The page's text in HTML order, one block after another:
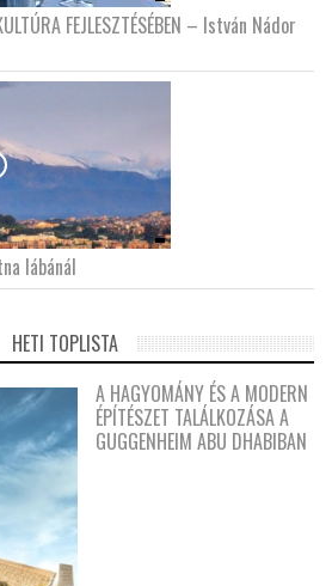
FEJLESZTÉSÉBEN – István Nádor
lábánál
HETI TOPLISTA
A HAGYOMÁNY ÉS A MODERN
ÉPÍTÉSZET TALÁLKOZÁSA A
GUGGENHEIM ABU DHABIBAN